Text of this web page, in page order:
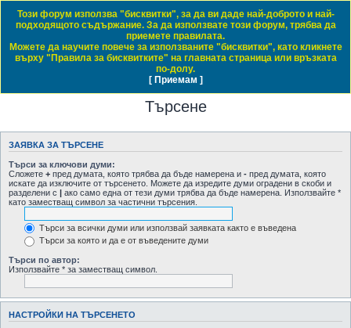
Daewoo & Chevrolet Club Bulgaria
ЧЗВ Правила на форума Влез
Регистрация
Начало форум
Виж активните теми
Търсене
ЗАЯВКА ЗА ТЪРСЕНЕ
Търси за ключови думи:
Сложете + пред думата, която трябва да бъде намерена и - пред думата, която
искате да изключите от търсенето. Можете да изредите думи оградени в скоби и
разделени с | ако само една от тези думи трябва да бъде намерена. Използвайте *
като заместващ символ за частични търсения.
Търси за всички думи или използвай заявката както е въведена
Търси за която и да е от въведените думи
Търси по автор:
Използвайте * за заместващ символ.
НАСТРОЙКИ НА ТЪРСЕНЕТО
Този форум използва "бисквитки", за да ви даде най-доброто и най-
подходящото съдържание. За да използвате този форум, трябва да
приемете правилата.
Можете да научите повече за използваните "бисквитки", като кликнете
върху "Правила за бисквитките" на главната страница или връзката
по-долу.
[ Приемам ]